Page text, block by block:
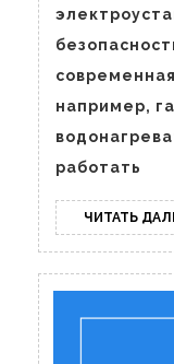
например,
работать
ЧИТАТЬ